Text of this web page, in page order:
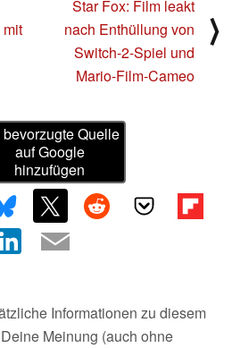
Star Fox: Film leakt
nach Enthüllung von
Switch-2-Spiel und
Mario-Film-Cameo
⟩
Quelle
auf Google
hinzufügen
Informationen zu diesem
Meinung (auch ohne